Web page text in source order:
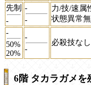
先制
-
-
-
力/技/速属
状態異常
-
50%
20%
-
-
必殺技なし
6階 タカラガメを